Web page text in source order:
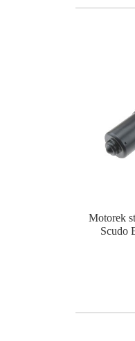
Motorek
Scudo